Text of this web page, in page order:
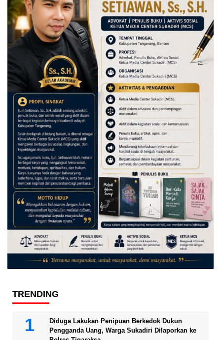
TRENDING
Diduga Lakukan Penipuan Berkedok Dukun
Pengganda Uang, Warga Sukadiri Dilaporkan ke